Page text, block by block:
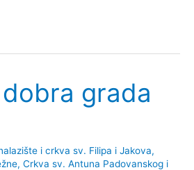
grada
i crkva sv. Filipa i Jakova,
, Crkva sv. Antuna Padovanskog i